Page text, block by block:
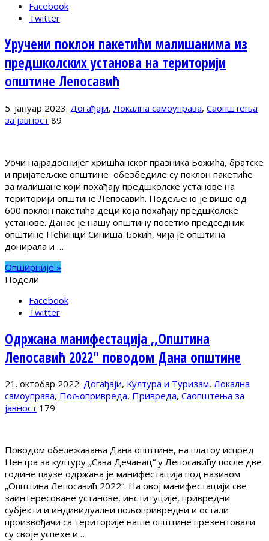
Facebook
Twitter
Уручени поклон пакетићи малишанима из
предшколских установа на територији
општине Лепосавић
5. јануар 2023. Догађаји, Локална самоуправа, Саопштења
за јавност 89
Уочи најрадоснијег хришћанског празника Божића, братске
и пријатељске општине обезбедиле су поклон пакетиће
за малишане који похађају предшколске установе на
територији општине Лепосавић. Подељено је више од
600 поклон пакетића деци која похађају предшколске
установе. Данас је нашу општину посетио председник
општине Пећинци Синиша Ђокић, чија је општина
донирала и …
Опширније »
Подели
Facebook
Twitter
Одржана манифестација ,,Општина
Лепосавић 2022″ поводом Дана општине
21. октобар 2022. Догађаји, Култура и Туризам, Локална
самоуправа, Пољопривреда, Привреда, Саопштења за
јавност 179
Поводом обележавања Дана општине, на платоу испред
Центра за културу „Сава Дечанац“ у Лепосавићу после две
године паузе одржана је манифестација под називом
„Општина Лепосавић 2022“. На овој манифестацији све
заинтересоване установе, институције, привредни
субјекти и индивидуални пољопривредни и остали
произвођачи са територије наше општине презентовали
су своје успехе и …